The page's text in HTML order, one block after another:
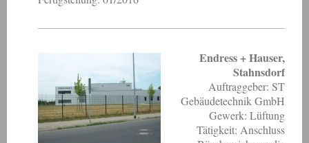
Endress + Hauser,
Stahnsdorf
Auftraggeber: ST
Gebäudetechnik GmbH
Gewerk: Lüftung
Tätigkeit: Anschluss